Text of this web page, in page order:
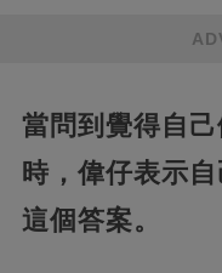
當問到覺得自
時，偉仔表示
這個答案。